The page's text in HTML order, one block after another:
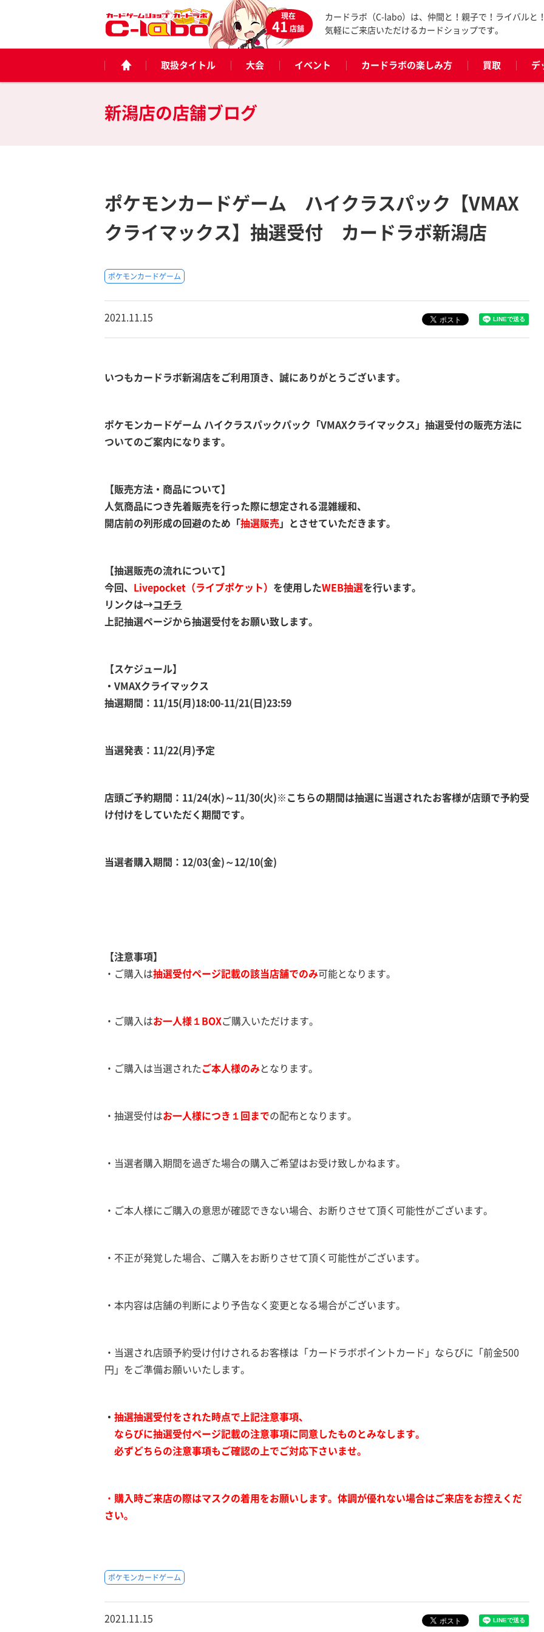
現在
41店舗
カードラボ（C-labo）は、仲間と！親子で！ライバルと
気軽にご来店いただけるカードショップです。
取扱タイトル 大会 イベント カードラボの楽しみ方 買取 デ
新潟店の店舗ブログ
ポケモンカードゲーム ハイクラスパック【VMAX
クライマックス】抽選受付 カードラボ新潟店
ポケモンカードゲーム
2021.11.15
いつもカードラボ新潟店をご利用頂き、誠にありがとうございます。
ポケモンカードゲーム ハイクラスパックパック「VMAXクライマックス」抽選受付の販売方法に
ついてのご案内になります。
【販売方法・商品について】
人気商品につき先着販売を行った際に想定される混雑緩和、
開店前の列形成の回避のため「抽選販売」とさせていただきます。
【抽選販売の流れについて】
今回、 Livepocket（ライブポケット） を使用したWEB抽選を行います。
リンクは→コチラ
上記抽選ページから抽選受付をお願い致します。
【スケジュール】
・VMAXクライマックス
抽選期間：11/15(月)18:00-11/21(日)23:59
当選発表：11/22(月)予定
店頭ご予約期間：11/24(水)～11/30(火)※こちらの期間は抽選に当選されたお客様が店頭で予約受
け付けをしていただく期間です。
当選者購入期間：12/03(金)～12/10(金)
【注意事項】
・ご購入は抽選受付ページ記載の該当店舗でのみ可能となります。
・ご購入はお一人様１BOXご購入いただけます。
・ご購入は当選されたご本人様のみとなります。
・抽選受付はお一人様につき１回までの配布となります。
・当選者購入期間を過ぎた場合の購入ご希望はお受け致しかねます。
・ご本人様にご購入の意思が確認できない場合、お断りさせて頂く可能性がございます。
・不正が発覚した場合、ご購入をお断りさせて頂く可能性がございます。
・本内容は店舗の判断により予告なく変更となる場合がございます。
・当選され店頭予約受け付けされるお客様は「カードラボポイントカード」ならびに「前金500
円」をご準備お願いいたします。
・ 抽選抽選受付をされた時点で上記注意事項、
ならびに抽選受付ページ記載の注意事項に同意したものとみなします。
必ずどちらの注意事項もご確認の上でご対応下さいませ。
・ 購入時ご来店の際はマスクの着用をお願いします。体調が優れない場合はご来店をお控えくだ
さい。
ポケモンカードゲーム
2021.11.15